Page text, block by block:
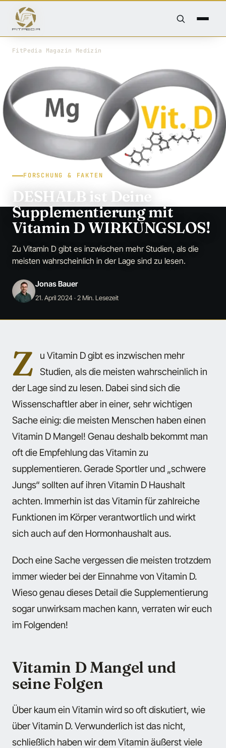
FitPedia Magazin Medizin
FORSCHUNG & FAKTEN
DESHALB ist Deine
Supplementierung mit
Vitamin D WIRKUNGSLOS!
Zu Vitamin D gibt es inzwischen mehr Studien, als die
meisten wahrscheinlich in der Lage sind zu lesen.
Jonas Bauer
21. April 2024· 2 Min. Lesezeit
Z
u Vitamin D gibt es inzwischen mehr
Studien, als die meisten wahrscheinlich in
der Lage sind zu lesen. Dabei sind sich die
Wissenschaftler aber in einer, sehr wichtigen
Sache einig: die meisten Menschen haben einen
Vitamin D Mangel! Genau deshalb bekommt man
oft die Empfehlung das Vitamin zu
supplementieren. Gerade Sportler und „schwere
Jungs“ sollten auf ihren Vitamin D Haushalt
achten. Immerhin ist das Vitamin für zahlreiche
Funktionen im Körper verantwortlich und wirkt
sich auch auf den Hormonhaushalt aus.
Doch eine Sache vergessen die meisten trotzdem
immer wieder bei der Einnahme von Vitamin D.
Wieso genau dieses Detail die Supplementierung
sogar unwirksam machen kann, verraten wir euch
im Folgenden!
Vitamin D Mangel und
seine Folgen
Über kaum ein Vitamin wird so oft diskutiert, wie
über Vitamin D. Verwunderlich ist das nicht,
schließlich haben wir dem Vitamin äußerst viele